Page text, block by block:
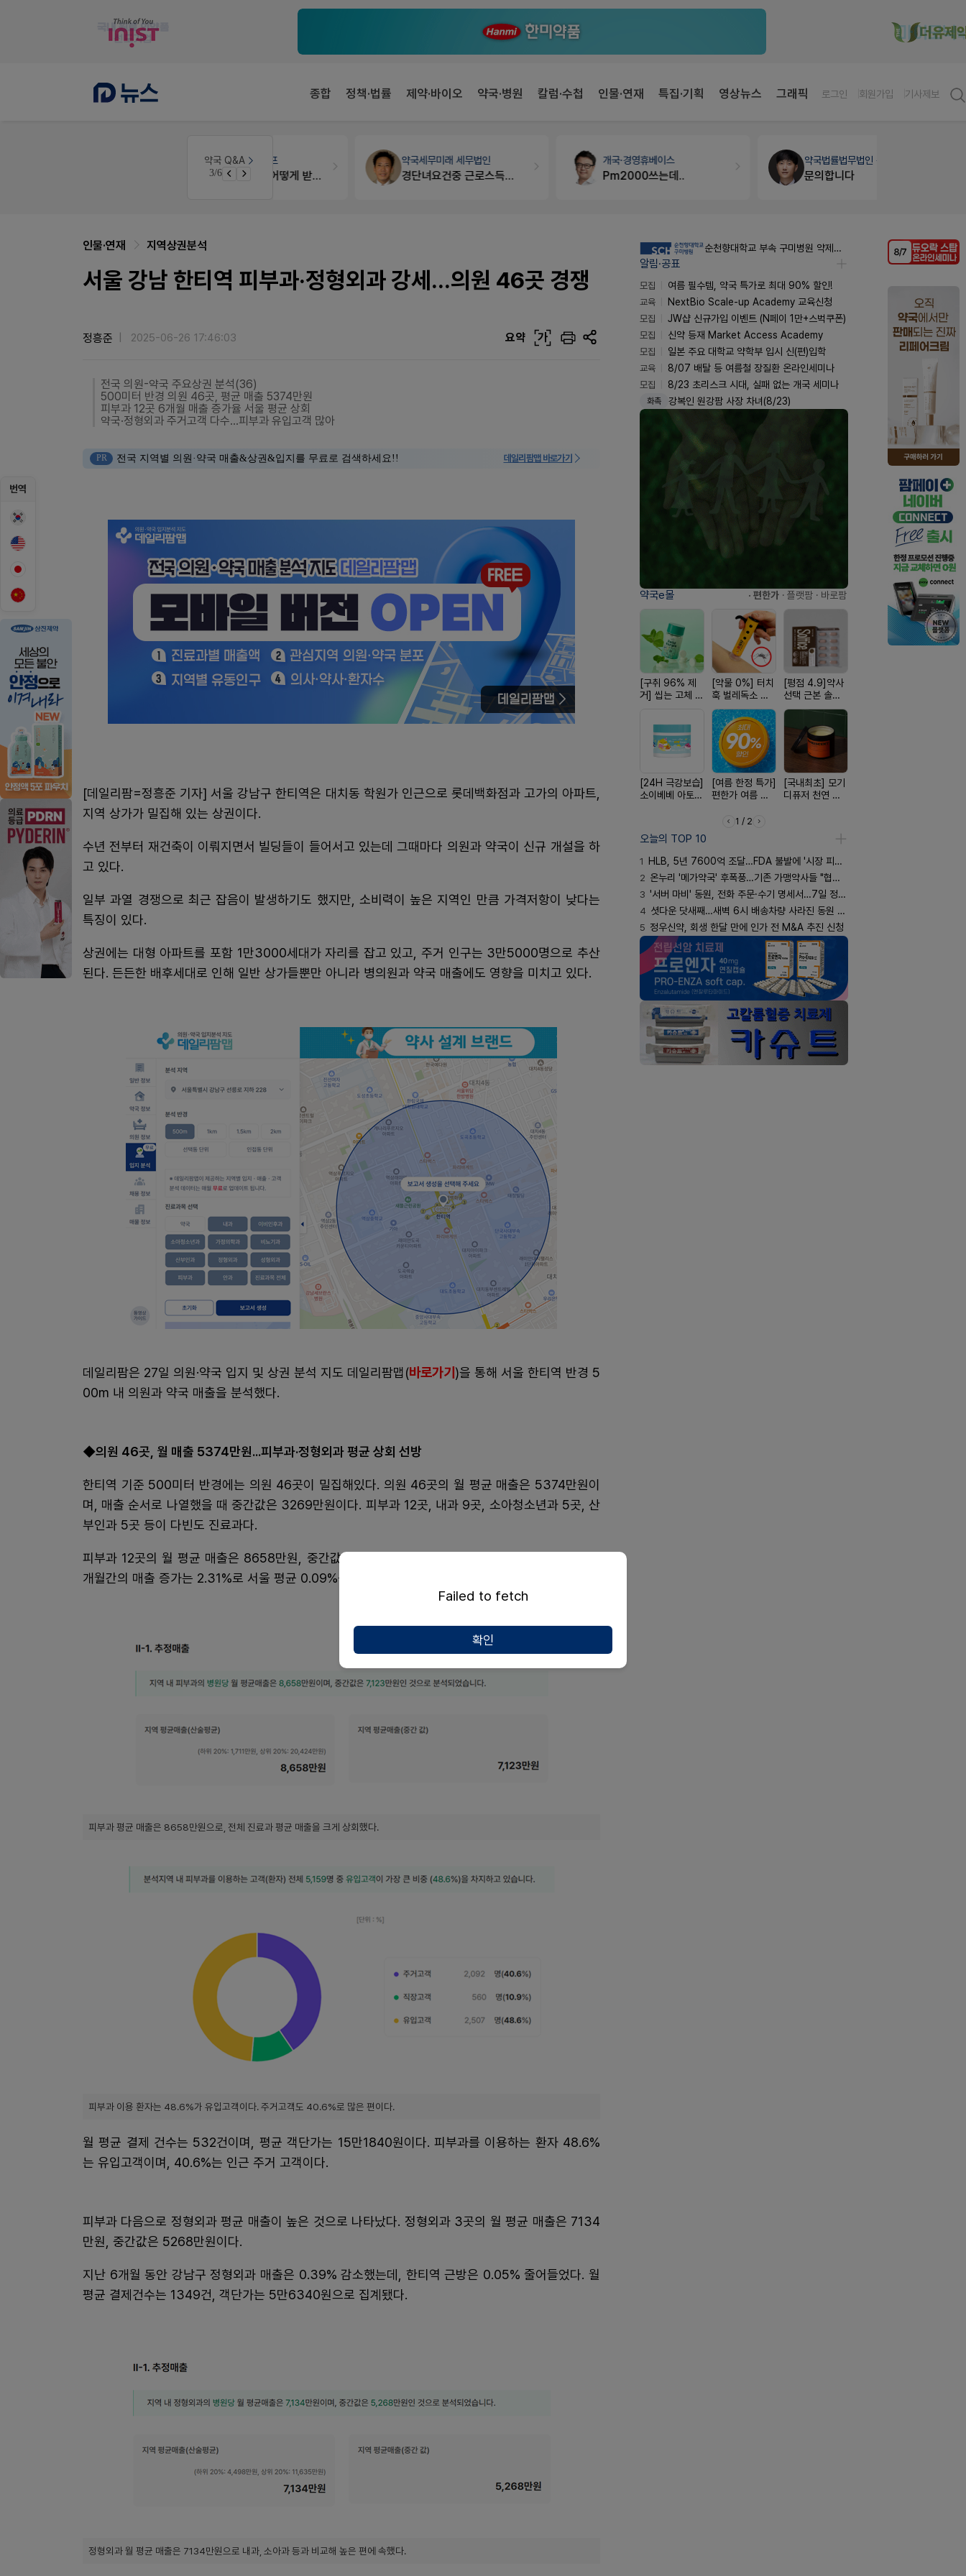
종합 정책·법률 제약·바이오 약국·병원 칼럼·수첩 인물·연재 특집·기획 영상뉴스 그래픽 로그인 회원가입 기사제보
약국 Q&A
3/6 약국 개국 대출 어떻게 받아야할지 어렵습니다
미래 세무법인
경단녀요건중 근로스득원천징수액
휴베이스
Pm2000쓰는데..
법무법인 규원
번역
인물·연재 지역상권분석
서울 강남 한티역 피부과·정형외과 강세...의원 46곳 경쟁
정흥준 2025-06-26 17:46:03 요약 가
전국 의원-약국 주요상권 분석(36)
500미터 반경 의원 46곳, 평균 매출 5374만원
피부과 12곳 6개월 매출 증가율 서울 평균 상회
약국·정형외과 주거고객 다수...피부과 유입고객 많아
PR 전국 지역별 의원·약국 매출&상권&입지를 무료로 검색하세요!! 데일리팜맵 바로가기
[데일리팜=정흥준 기자] 서울 강남구 한티역은 대치동 학원가 인근으로 롯데백화점과 고가의 아파트,
지역 상가가 밀집해 있는 상권이다.
수년 전부터 재건축이 이뤄지면서 빌딩들이 들어서고 있는데 그때마다 의원과 약국이 신규 개설을 하
고 있다.
일부 과열 경쟁으로 최근 잡음이 발생하기도 했지만, 소비력이 높은 지역인 만큼 가격저항이 낮다는
특징이 있다.
상권에는 대형 아파트를 포함 1만3000세대가 자리를 잡고 있고, 주거 인구는 3만5000명으로 추산
된다. 든든한 배후세대로 인해 일반 상가들뿐만 아니라 병의원과 약국 매출에도 영향을 미치고 있다.
데일리팜은 27일 의원·약국 입지 및 상권 분석 지도 데일리팜맵(바로가기 )을 통해 서울 한티역 반경 5
00m 내 의원과 약국 매출을 분석했다.
◆의원 46곳, 월 매출 5374만원...피부과·정형외과 평균 상회 선방
한티역 기준 500미터 반경에는 의원 46곳이 밀집해있다. 의원 46곳의 월 평균 매출은 5374만원이
며, 매출 순서로 나열했을 때 중간값은 3269만원이다. 피부과 12곳, 내과 9곳, 소아청소년과 5곳, 산
부인과 5곳 등이 다빈도 진료과다.
피부과 12곳의 월 평균 매출은 8658만원, 중간값은 7123만원이다. 작년 12월부터 올해 5월까지 6
개월간의 매출 증가는 2.31%로 서울 평균 0.09%를 상회했다.
피부과 평균 매출은 8658만원으로, 전체 진료과 평균 매출을 크게 상회했다.
피부과 이용 환자는 48.6%가 유입고객이다. 주거고객도 40.6%로 많은 편이다.
월 평균 결제 건수는 532건이며, 평균 객단가는 15만1840원이다. 피부과를 이용하는 환자 48.6%
는 유입고객이며, 40.6%는 인근 주거 고객이다.
피부과 다음으로 정형외과 평균 매출이 높은 것으로 나타났다. 정형외과 3곳의 월 평균 매출은 7134
만원, 중간값은 5268만원이다.
지난 6개월 동안 강남구 정형외과 매출은 0.39% 감소했는데, 한티역 근방은 0.05% 줄어들었다. 월
평균 결제건수는 1349건, 객단가는 5만6340원으로 집계됐다.
정형외과 월 평균 매출은 7134만원으로 내과, 소아과 등과 비교해 높은 편에 속했다.
순천향대학교 부속 구미병원 약제팀 계약직 야간약사 채용공고
알림·공표
모집
여름 필수템, 약국 특가로 최대 90% 할인!
교육
NextBio Scale-up Academy 교육신청
모집
JW샵 신규가입 이벤트 (N페이 1만+스벅쿠폰)
모집
신약 등재 Market Access Academy
모집
일본 주요 대학교 약학부 입시 신(편)입학
교육
8/07 배탈 등 여름철 장질환 온라인세미나
모집
8/23 초리스크 시대, 실패 없는 개국 세미나
화촉 강복인 원강팜 사장 차녀(8/23)
약국e몰 · 편한가 · 플랫팜 · 바로팜
[구취 96% 제
거] 씹는 고체 가
[약물 0%] 터치
훅 벌레독소 흡
인기
[평점 4.9]약사
선택 근본 솔루
션, 솔티스
[24H 극강보습]
소이베베 아토
[여름 한정 특가]
편한가 여름 쿨
템 싹쓰리)
[국내최초] 모기
디퓨저 천연 계
1 / 2
오늘의 TOP 10
1
HLB, 5년 7600억 조달…FDA 불발에 '시장 피로감'
2 온누리 '메가약국' 후폭풍…기존 가맹약사들 "협의체 만들자"
3 '서버 마비' 동원, 전화 주문·수기 명세서…7일 정상화 되나
4 셧다운 닷새째…새벽 6시 배송차량 사라진 동원 물류센터
5 정우신약, 회생 한달 만에 인가 전 M&A 추진 신청
Failed to fetch
확인